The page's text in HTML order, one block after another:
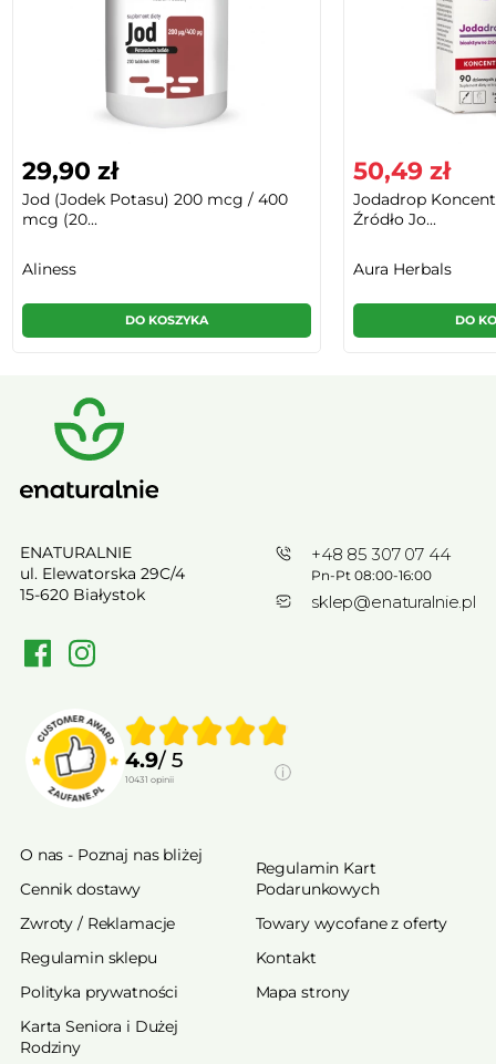
29,90 zł
Jod (Jodek Potasu) 200 mcg / 400
mcg (20...
Aliness
DO KOSZYKA
50,49 zł
Jodadrop
Źródło Jo...
Aura Herbals
DO
ENATURALNIE
ul. Elewatorska 29C/4
15-620 Białystok
+48 85 307 07 44
Pn-Pt 08:00-16:00
sklep@enaturalnie.pl
4.9/ 5
10431 opinii
O nas - Poznaj nas bliżej
Cennik dostawy
Zwroty / Reklamacje
Regulamin sklepu
Polityka prywatności
Karta Seniora i Dużej
Rodziny
Regulamin Kart
Podarunkowych
Towary wycofane z oferty
Kontakt
Mapa strony